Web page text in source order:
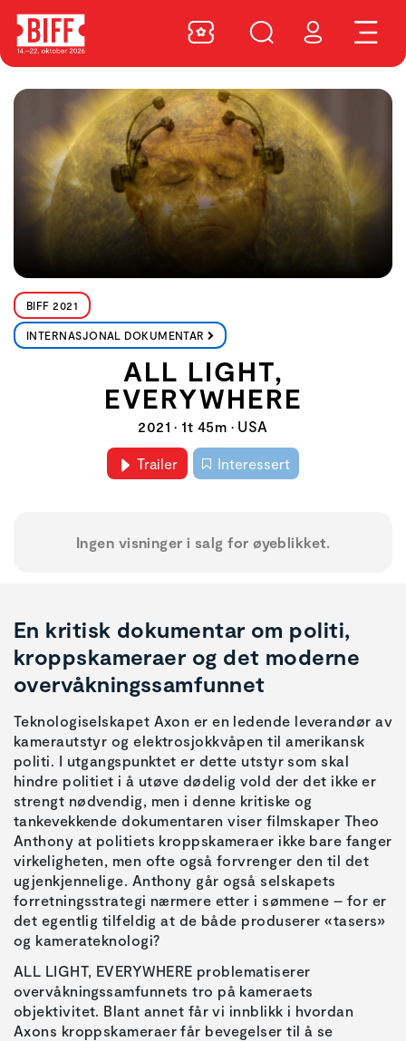
BIFF 2021
INTERNASJONAL DOKUMENTAR
ALL LIGHT,
EVERYWHERE
2021 • 1t 45m • USA
Trailer Interessert
Ingen visninger i salg for øyeblikket.
En kritisk dokumentar om politi,
kroppskameraer og det moderne
overvåkningssamfunnet
Teknologiselskapet Axon er en ledende leverandør av
kamerautstyr og elektrosjokkvåpen til amerikansk
politi. I utgangspunktet er dette utstyr som skal
hindre politiet i å utøve dødelig vold der det ikke er
strengt nødvendig, men i denne kritiske og
tankevekkende dokumentaren viser filmskaper Theo
Anthony at politiets kroppskameraer ikke bare fanger
virkeligheten, men ofte også forvrenger den til det
ugjenkjennelige. Anthony går også selskapets
forretningsstrategi nærmere etter i sømmene – for er
det egentlig tilfeldig at de både produserer «tasers»
og kamerateknologi?
ALL LIGHT, EVERYWHERE problematiserer
overvåkningssamfunnets tro på kameraets
objektivitet. Blant annet får vi innblikk i hvordan
Axons kroppskameraer får bevegelser til å se